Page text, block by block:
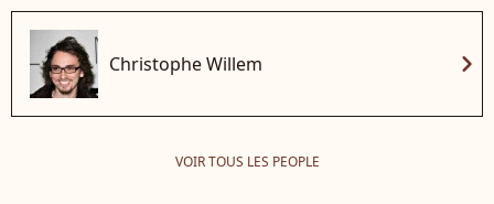
Christophe Willem chevron_right
VOIR TOUS LES PEOPLE